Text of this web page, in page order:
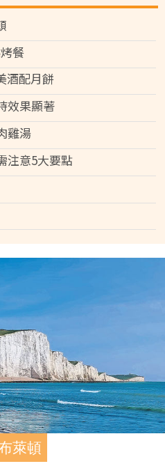
餐
酒配月餅
效果顯著
雞湯
注意5大要點
萊頓